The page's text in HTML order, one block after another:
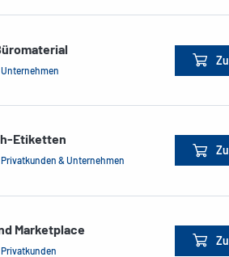
Unternehmen
Etiketten
Privatkunden & Unternehmen
Marketplace
Privatkunden